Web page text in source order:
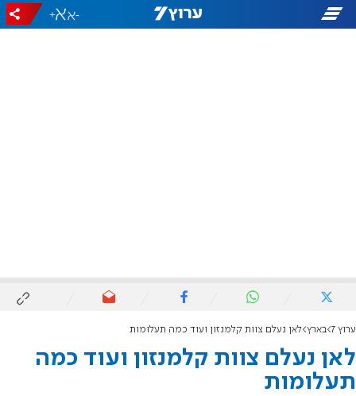
-
+
ערוץ 7 בארץ לאן נעלם צוות קלמנזון ועוד כמה תעלומות
לאן נעלם צוות קלמנזון ועוד כמה
תעלומות